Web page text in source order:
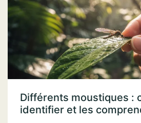
Différents moustiques :
identifier et les